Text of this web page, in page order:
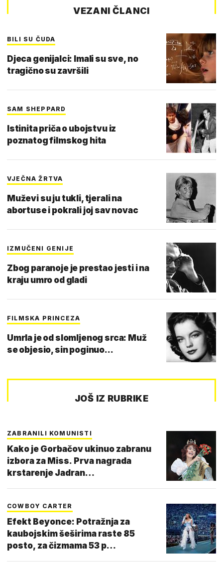
VEZANI ČLANCI
BILI SU ČUDA
Djeca genijalci: Imali su sve, no
tragično su završili
SAM SHEPPARD
Istinita priča o ubojstvu iz
poznatog filmskog hita
VJEČNA ŽRTVA
Muževi su ju tukli, tjerali na
abortuse i pokrali joj sav novac
IZMUČENI GENIJE
Zbog paranoje je prestao jesti i na
kraju umro od gladi
FILMSKA PRINCEZA
Umrla je od slomljenog srca: Muž
se objesio, sin poginuo...
JOŠ IZ RUBRIKE
ZABRANILI KOMUNISTI
Kako je Gorbačov ukinuo zabranu
izbora za Miss. Prva nagrada
krstarenje Jadran…
COWBOY CARTER
Efekt Beyonce: Potražnja za
kaubojskim šeširima raste 85
posto, za čizmama 53 p…